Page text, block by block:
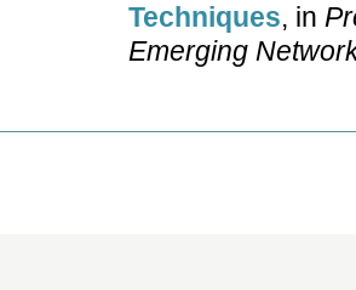
Techniques, in
Emerging